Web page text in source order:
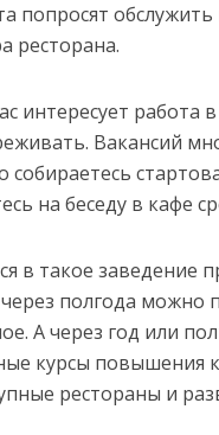
попросят
ресторана.
интересует работа
Вакансий
собираетесь
на беседу в кафе
в такое заведение
полгода можно
А через год или
курсы повышения
рестораны и